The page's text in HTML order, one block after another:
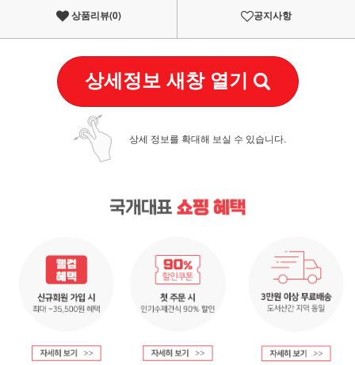
상품리뷰(0) 공지사항
상세정보 새창 열기
상세 정보를 확대해 보실 수 있습니다.